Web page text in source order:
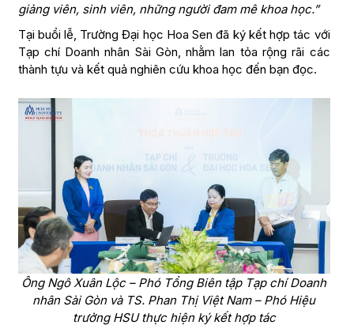
giảng viên, sinh viên, những người đam mê khoa học.”
Tại buổi lễ, Trường Đại học Hoa Sen đã ký kết hợp tác với
Tạp chí Doanh nhân Sài Gòn, nhằm lan tỏa rộng rãi các
thành tựu và kết quả nghiên cứu khoa học đến bạn đọc.
Ông Ngô Xuân Lộc – Phó Tổng Biên tập Tạp chí Doanh
nhân Sài Gòn và TS. Phan Thị Việt Nam – Phó Hiệu
trưởng HSU thực hiện ký kết hợp tác